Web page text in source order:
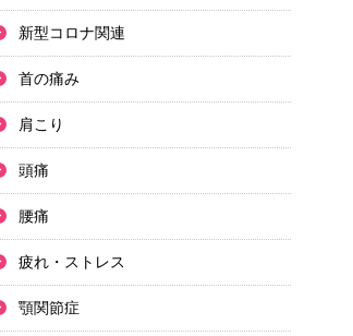
新型コロナ関連
首の痛み
肩こり
頭痛
腰痛
疲れ・ストレス
顎関節症